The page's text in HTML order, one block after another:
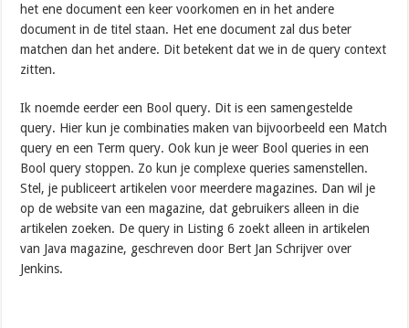
het ene document een keer voorkomen en in het andere
document in de titel staan. Het ene document zal dus beter
matchen dan het andere. Dit betekent dat we in de query context
zitten.
Ik noemde eerder een Bool query. Dit is een samengestelde
query. Hier kun je combinaties maken van bijvoorbeeld een Match
query en een Term query. Ook kun je weer Bool queries in een
Bool query stoppen. Zo kun je complexe queries samenstellen.
Stel, je publiceert artikelen voor meerdere magazines. Dan wil je
op de website van een magazine, dat gebruikers alleen in die
artikelen zoeken. De query in Listing 6 zoekt alleen in artikelen
van Java magazine, geschreven door Bert Jan Schrijver over
Jenkins.